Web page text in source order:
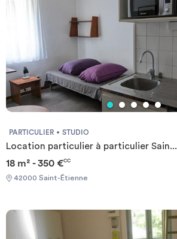
PARTICULIER STUDIO
Location particulier à particulier Sain...
18 m² - 350 €CC
42000 Saint-Étienne